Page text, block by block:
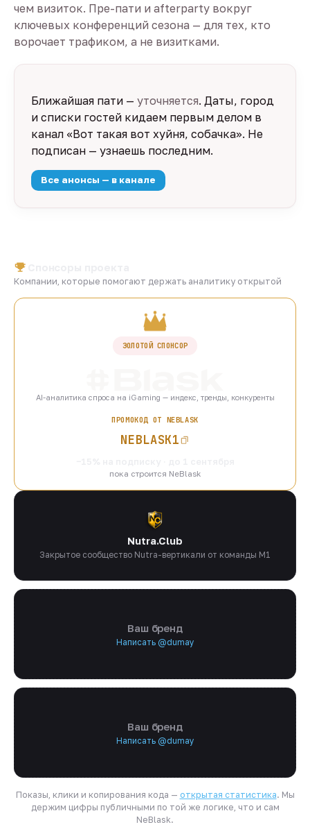
чем визиток. Пре-пати и afterparty вокруг
ключевых конференций сезона — для тех, кто
ворочает трафиком, а не визитками.
Ближайшая пати — уточняется. Даты, город
и списки гостей кидаем первым делом в
канал «Вот такая вот хуйня, собачка». Не
подписан — узнаешь последним.
Все анонсы — в канале
Компании, которые помогают держать аналитику открытой
ЗОЛОТОЙ СПОНСОР
AI-аналитика спроса на iGaming — индекс, тренды, конкуренты
ПРОМОКОД ОТ NEBLASK
NEBLASK1
пока строится NeBlask
Nutra.Club
Закрытое сообщество Nutra-вертикали от команды M1
Ваш бренд
Написать @dumay
Ваш бренд
Написать @dumay
Показы, клики и копирования кода — открытая статистика. Мы
держим цифры публичными по той же логике, что и сам
NeBlask.